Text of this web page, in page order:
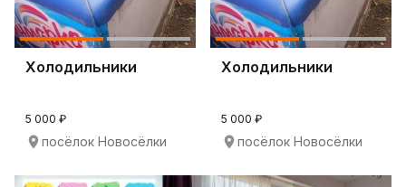
Холодильники
5 000 ₽
посёлок Новосёлки
Холодильники
5 000 ₽
посёлок Новосёлки